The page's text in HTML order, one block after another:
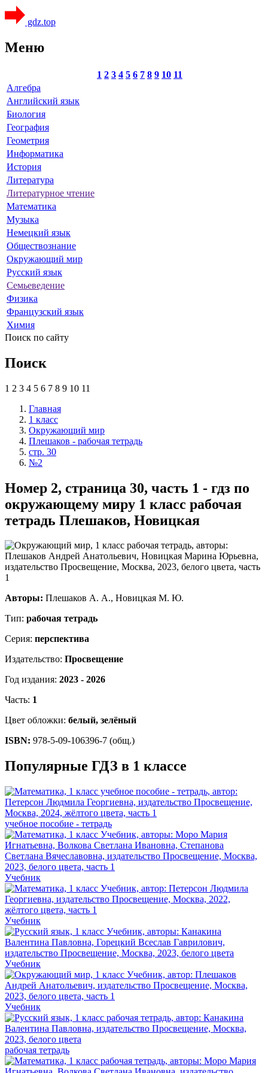
gdz.top
Меню
1 2 3 4 5 6 7 8 9 10 11
Алгебра
Английский язык
Биология
География
Геометрия
Информатика
История
Литература
Литературное чтение
Математика
Музыка
Немецкий язык
Обществознание
Окружающий мир
Русский язык
Семьеведение
Физика
Французский язык
Химия
Поиск по сайту
Поиск
1 2 3 4 5 6 7 8 9 10 11
Главная
1 класс
Окружающий мир
Плешаков - рабочая тетрадь
стр. 30
№2
Номер 2, страница 30, часть 1 - гдз по
окружающему миру 1 класс рабочая
тетрадь Плешаков, Новицкая
Авторы: Плешаков А. А., Новицкая М. Ю.
Тип: рабочая тетрадь
Серия: перспектива
Издательство: Просвещение
Год издания: 2023 - 2026
Часть: 1
Цвет обложки: белый, зелёный
ISBN: 978-5-09-106396-7 (общ.)
Популярные ГДЗ в 1 классе
учебное пособие - тетрадь
Учебник
Учебник
Учебник
Учебник
рабочая тетрадь